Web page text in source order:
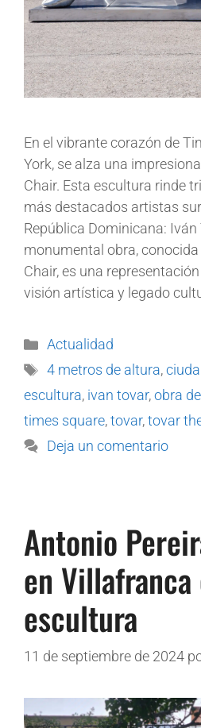
En el vibrante corazón de
York, se alza una
Chair. Esta escultura rinde
más destacados artistas
República Dominicana: Iván
monumental obra, conocida
Chair, es una
visión artística y legado
Actualidad
4 metros de altura,
escultura, ivan tovar,obra
times square,tovar,tovar
Deja un comentario
Antonio
en Villafranca
escultura
11 de septiembre de 2024